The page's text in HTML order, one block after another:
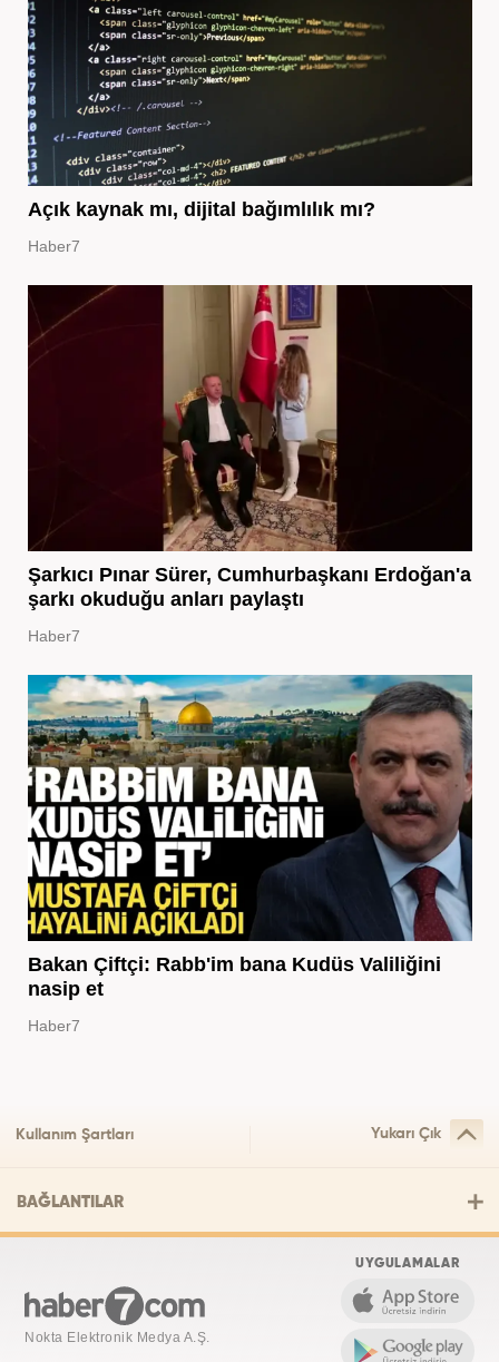
Açık kaynak mı, dijital bağımlılık mı?
Haber7
Şarkıcı Pınar Sürer, Cumhurbaşkanı Erdoğan'a
şarkı okuduğu anları paylaştı
Haber7
Bakan Çiftçi: Rabb'im bana Kudüs Valiliğini
nasip et
Haber7
Kullanım Şartları Yukarı Çık
BAĞLANTILAR
Nokta Elektronik Medya A.Ş.
UYGULAMALAR